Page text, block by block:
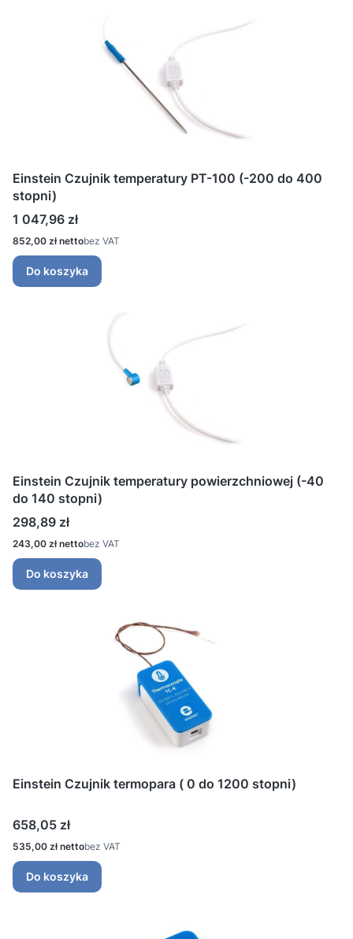
Einstein Czujnik temperatury PT-100 (-200 do 400
stopni)
Cena
1 047,96 zł
Cena
852,00 zł bez VAT
Do koszyka
Einstein Czujnik temperatury powierzchniowej (-40
do 140 stopni)
Cena
298,89 zł
Cena
243,00 zł bez VAT
Do koszyka
Einstein Czujnik termopara ( 0 do 1200 stopni)
Cena
658,05 zł
Cena
535,00 zł bez VAT
Do koszyka